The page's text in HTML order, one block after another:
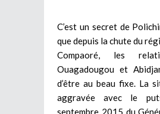
C’est un secret de
que depuis la chute du
Compaoré, les
Ouagadougou et
d’être au beau fixe. La
aggravée avec le
septembre 2015 du